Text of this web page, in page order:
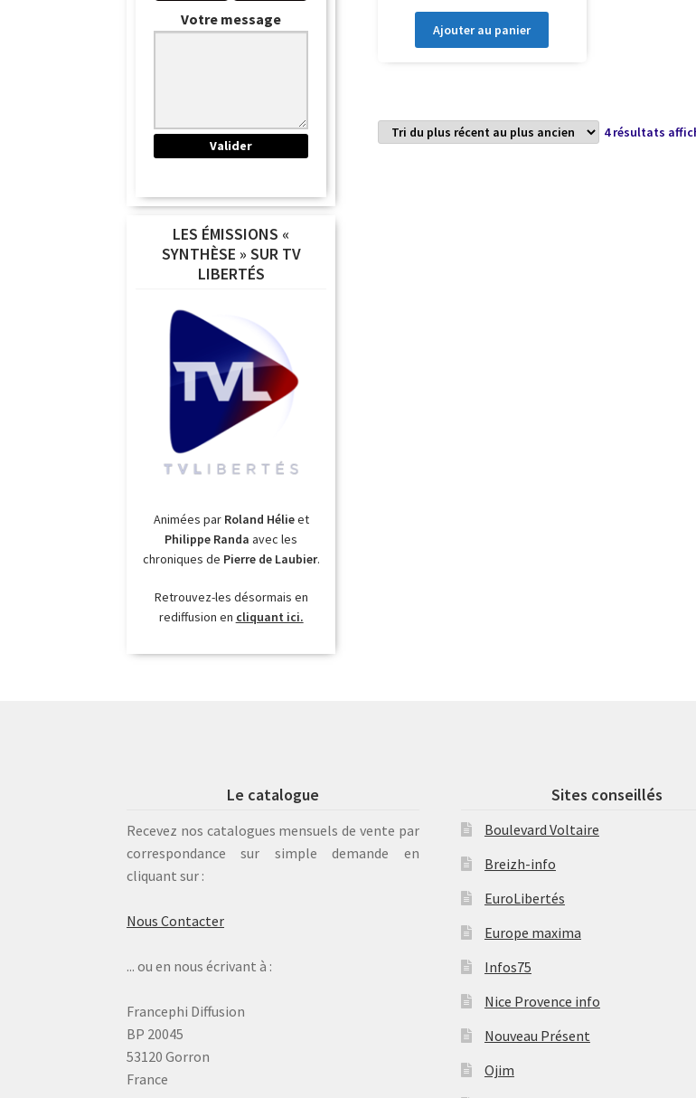
Ajouter au panier
4 résultats
Votre message
LES ÉMISSIONS «
SYNTHÈSE » SUR TV
LIBERTÉS
Animées par Roland Hélieet
Philippe Randa avec les
chroniques de Pierre de Laubier.
Retrouvez-les désormais en
rediffusion en cliquant ici.
Le catalogue
Recevez nos catalogues mensuels de vente par
correspondance sur simple demande en
cliquant sur :
Nous Contacter
... ou en nous écrivant à :
Francephi Diffusion
BP 20045
53120 Gorron
France
Sites conseillés
Boulevard Voltaire
Breizh-info
EuroLibertés
Europe maxima
Infos75
Nice Provence info
Nouveau Présent
Ojim